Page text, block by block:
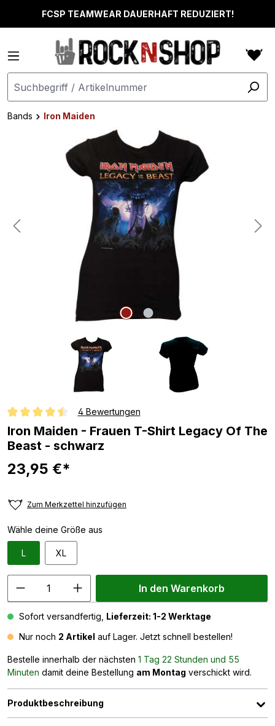
springenFCSP TEAMWEAR DAUERHAFT REDUZIERT!
Bands
Iron Maiden
Bildergalerie überspringen
Durchschnittliche Bewertung von 4.5 von 5 Sternen
4 Bewertungen
Iron Maiden - Frauen T-Shirt Legacy Of The
Beast - schwarz
23,95 €*
Zum Merkzettel hinzufügen
Wähle deine Größe aus
L XL
In den Warenkorb
Sofort versandfertig, Lieferzeit: 1-2 Werktage
Nur noch 2 Artikel auf Lager. Jetzt schnell bestellen!
Bestelle innerhalb der nächsten 1 Tag 22 Stunden und 55
Minuten damit deine Bestellung am Montag verschickt wird.
Produktbeschreibung